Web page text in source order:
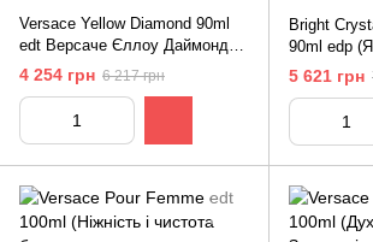
Versace Yellow Diamond 90ml
edt Версаче Єллоу Даймонд
(Версаче "Жовтий діамант")
4 254 грн 6 217 грн
Bright
90ml edp
підкреслює
заворожує
5 621 грн